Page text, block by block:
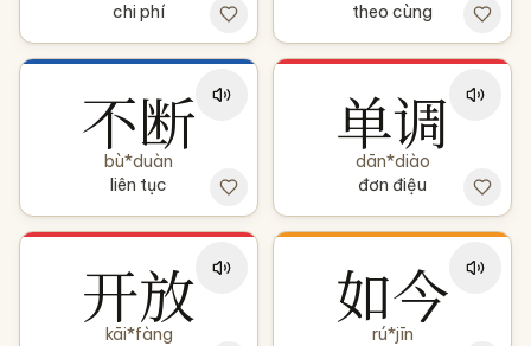
chi phí
theo cùng
不断
bù*duàn
liên tục
单调
dān*diào
đơn điệu
开放
kāi*fàng
如今
rú*jīn